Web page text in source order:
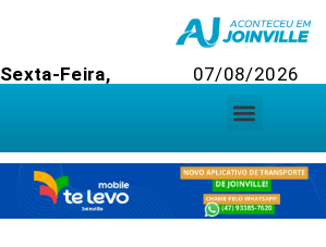
Sexta-Feira, 07/08/2026